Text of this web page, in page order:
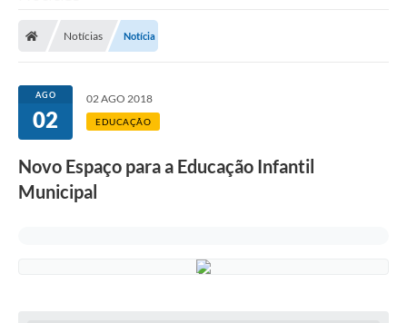
Notícias Notícia
AGO
02
02 AGO 2018
EDUCAÇÃO
Novo Espaço para a Educação Infantil
Municipal